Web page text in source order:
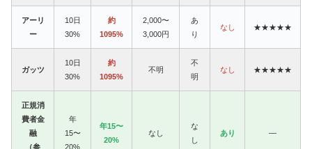
アーリ
ー
10日
30%
約
1095%
2,000〜
3,000円
あ
り
なし ★★★★★
ガッツ
10日
30%
約
1095%
不明
不
明
なし ★★★★★
正規消
費者金
融
（参
年
15〜
20%
年15〜
20%
なし
な
し
あり —